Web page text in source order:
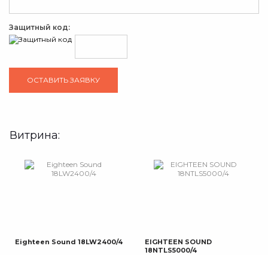
Защитный код:
Витрина:
Eighteen Sound 18LW2400/4
EIGHTEEN SOUND
18NTLS5000/4